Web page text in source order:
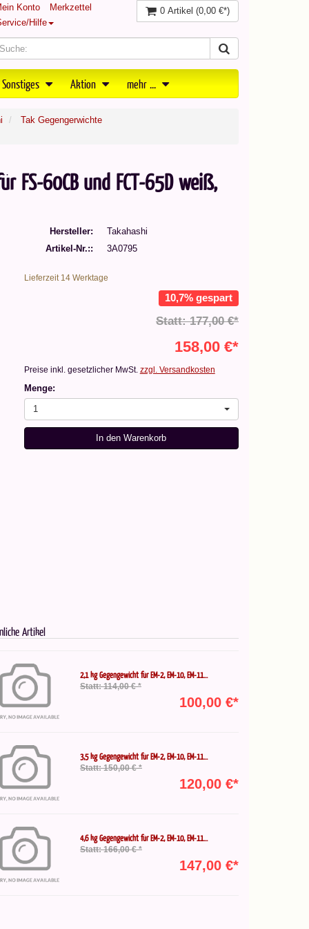
Konto
Merkzettel
Hilfe
0 Artikel (0,00 €*)
Aktion mehr ...
Tak Gegengerwichte
FS-60CB und FCT-65D weiß,
Hersteller
Takahashi
Artikel-Nr.:
3A0795
Lieferzeit 14 Werktage
10,7% gespart
Statt: 177,00 €*
158,00 €*
Preise inkl. gesetzlicher MwSt. zzgl. Versandkosten
Menge:
1
In den Warenkorb
Artikel
2,1 kg Gegengewicht für EM-2, EM-10, EM-11...
Statt: 114,00 € *
100,00 €*
3,5 kg Gegengewicht für EM-2, EM-10, EM-11...
Statt: 150,00 € *
120,00 €*
4,6 kg Gegengewicht für EM-2, EM-10, EM-11...
Statt: 166,00 € *
147,00 €*